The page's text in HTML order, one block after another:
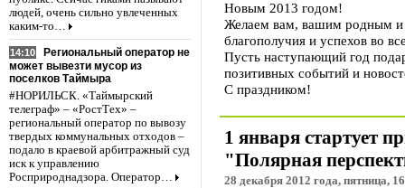
людей, очень сильно увлеченных
каким-то…
14:10
Региональный оператор не
может вывезти мусор из
поселков Таймыра
#НОРИЛЬСК. «Таймырский
телеграф» – «РостТех» –
региональный оператор по вывозу
твердых коммунальных отходов –
подало в краевой арбитражный суд
иск к управлению
Росприроднадзора. Оператор…
Новым 2013 годом!
Желаем вам, вашим родным и
благополучия и успехов во
Пусть наступающий год
позитивных событий и
С праздником!
1 января стартует
"Полярная
28 декабря 2012 года, пятница,